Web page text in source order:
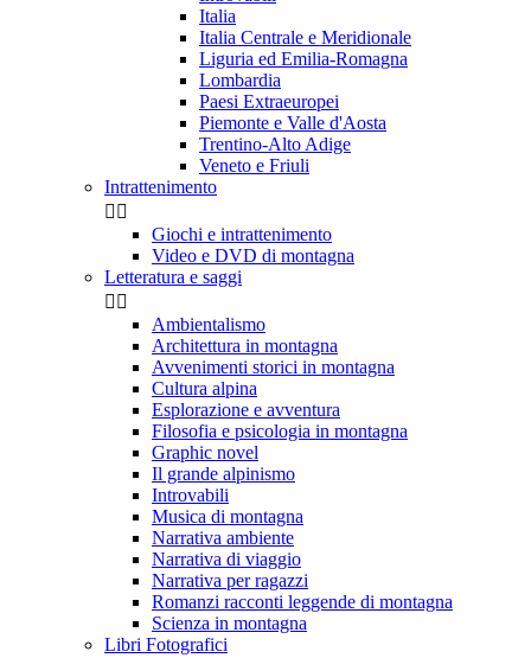
Italia
Italia Centrale e Meridionale
Liguria ed Emilia-Romagna
Lombardia
Paesi Extraeuropei
Piemonte e Valle d'Aosta
Trentino-Alto Adige
Veneto e Friuli
Intrattenimento
 
Giochi e intrattenimento
Video e DVD di montagna
Letteratura e saggi
 
Ambientalismo
Architettura in montagna
Avvenimenti storici in montagna
Cultura alpina
Esplorazione e avventura
Filosofia e psicologia in montagna
Graphic novel
Il grande alpinismo
Introvabili
Musica di montagna
Narrativa ambiente
Narrativa di viaggio
Narrativa per ragazzi
Romanzi racconti leggende di montagna
Scienza in montagna
Libri Fotografici